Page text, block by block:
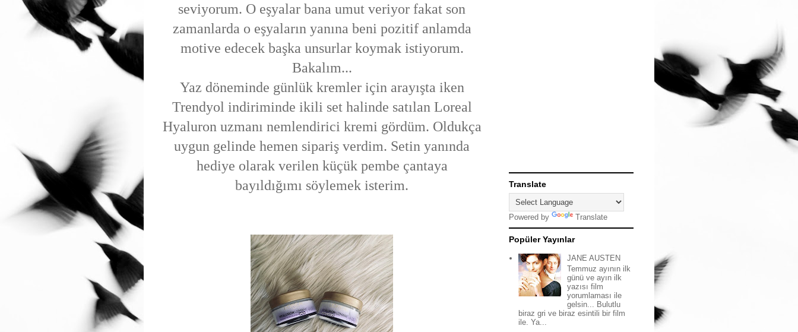
seviyorum. O eşyalar bana umut veriyor fakat son
zamanlarda o eşyaların yanına beni pozitif anlamda
motive edecek başka unsurlar koymak istiyorum.
Bakalım...
Yaz döneminde günlük kremler için arayışta iken
Trendyol indiriminde ikili set halinde satılan Loreal
Hyaluron uzmanı nemlendirici kremi gördüm. Oldukça
uygun gelinde hemen sipariş verdim. Setin yanında
hediye olarak verilen küçük pembe çantaya
bayıldığımı söylemek isterim.
Translate
Powered by Translate
Popüler Yayınlar
JANE AUSTEN
Temmuz ayının ilk
günü ve ayın ilk
yazısı film
yorumlaması ile
gelsin... Bulutlu
biraz gri ve biraz esintili bir film
ile. Ya...